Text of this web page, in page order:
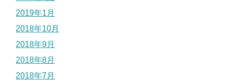
2019年1月
2018年10月
2018年9月
2018年8月
2018年7月